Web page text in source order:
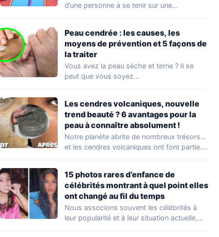
d’une personne à se tenir sur une…
Peau cendrée : les causes, les
moyens de prévention et 5 façons de
la traiter
Vous avez la peau sèche et terne ? Il se
peut que vous soyez…
Les cendres volcaniques, nouvelle
trend beauté ? 6 avantages pour la
peau à connaître absolument !
Notre planète abrite de nombreux trésors…
et les cendres volcaniques ont font partie.
15 photos rares d’enfance de
célébrités montrant à quel point elles
ont changé au fil du temps
Nous associons souvent les célébrités à
leur popularité et à leur situation actuelle,